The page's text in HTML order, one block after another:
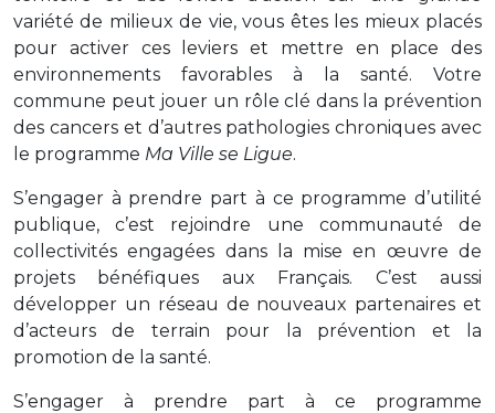
variété de milieux de vie, vous êtes les mieux placés
pour activer ces leviers et mettre en place des
environnements favorables à la santé. Votre
commune peut jouer un rôle clé dans la prévention
des cancers et d’autres pathologies chroniques avec
le programme Ma Ville se Ligue.
S’engager à prendre part à ce programme d’utilité
publique, c’est rejoindre une communauté de
collectivités engagées dans la mise en œuvre de
projets bénéfiques aux Français. C’est aussi
développer un réseau de nouveaux partenaires et
d’acteurs de terrain pour la prévention et la
promotion de la santé.
S’engager à prendre part à ce programme